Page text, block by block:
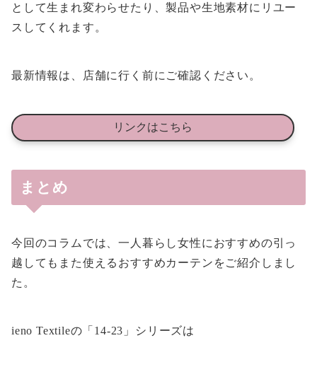
として生まれ変わらせたり、製品や生地素材にリユー
スしてくれます。
最新情報は、店舗に行く前にご確認ください。
リンクはこちら
まとめ
今回のコラムでは、一人暮らし女性におすすめの引っ
越してもまた使えるおすすめカーテンをご紹介しまし
た。
ieno Textileの「14-23」シリーズは